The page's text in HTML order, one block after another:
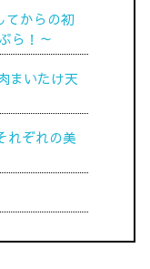
てからの初
ら！ ～
まいたけ天
れぞれの美